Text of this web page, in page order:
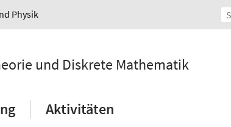
Physik
und Diskrete Mathematik
Aktivitäten